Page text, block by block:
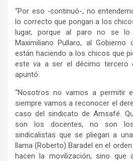
“Por eso -continuó-, no
lo correcto que pongan a los
lugar, porque al paro no se lo
Maximiliano Pullaro, al
están haciendo a los chicos que
este va a ser el décimo tercero
apuntó.
“Nosotros no vamos a permitir
siempre vamos a reconocer el
caso del sindicato de Amsafé.
son los docentes, no son
sindicalistas que se pliegan a
llama (Roberto) Baradel en el
hacen la movilización, sino que